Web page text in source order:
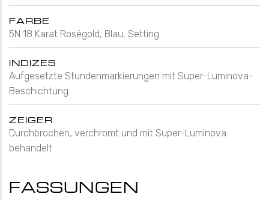
FARBE
5N 18 Karat Roségold, Blau, Setting
INDIZES
Aufgesetzte Stundenmarkierungen mit Super-Luminova-
Beschichtung
ZEIGER
Durchbrochen, verchromt und mit Super-Luminova
behandelt
FASSUNGEN